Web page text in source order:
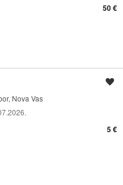
50 €
Nova Vas
5 €